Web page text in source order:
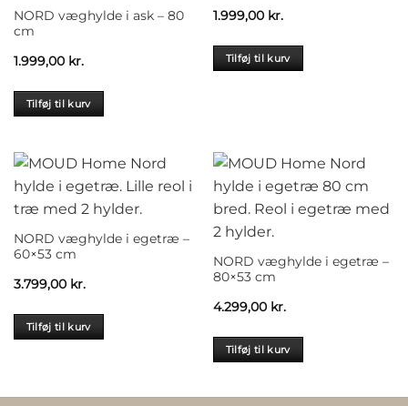
NORD væghylde i ask – 80
cm
1.999,00 kr.
Tilføj til kurv
1.999,00 kr.
Tilføj til kurv
NORD væghylde i egetræ –
60×53 cm
3.799,00 kr.
Tilføj til kurv
NORD væghylde i egetræ –
80×53 cm
4.299,00 kr.
Tilføj til kurv